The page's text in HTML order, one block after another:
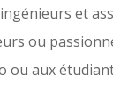
et
ou
ou aux